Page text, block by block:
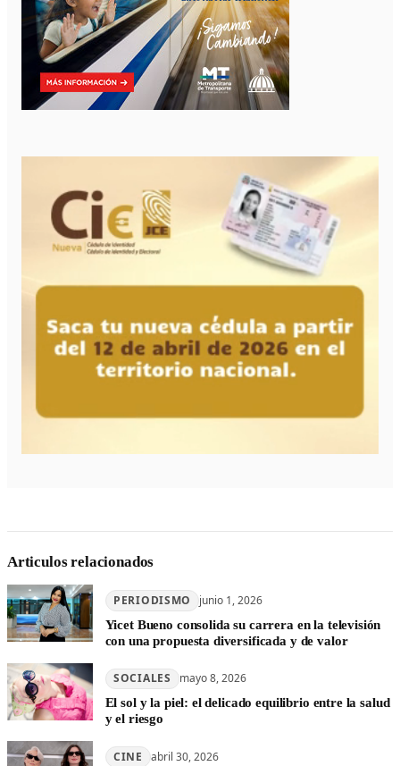
Articulos relacionados
PERIODISMO junio 1, 2026
Yicet Bueno consolida su carrera en la televisión
con una propuesta diversificada y de valor
SOCIALES mayo 8, 2026
El sol y la piel: el delicado equilibrio entre la salud
y el riesgo
CINE abril 30, 2026